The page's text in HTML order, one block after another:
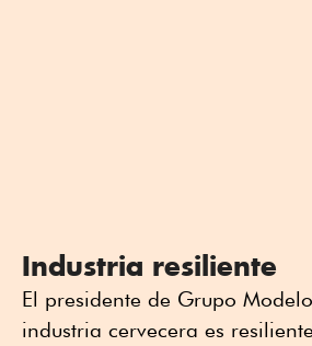
Industria resiliente
El presidente de Grupo
industria cervecera es